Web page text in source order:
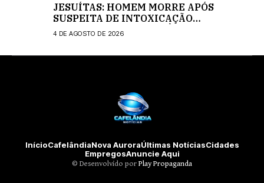
JESUÍTAS: HOMEM MORRE APÓS
SUSPEITA DE INTOXICAÇÃO
MEDICAMENTOSA; POLÍCIA CIVIL
4 DE AGOSTO DE 2026
InícioCafelândiaNova AuroraÚltimas NotíciasCidades
EmpregosAnuncie Aqui
©️ Desenvolvido por Play Propaganda